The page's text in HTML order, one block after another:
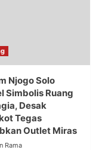
Njogo Solo
Simbolis Ruang
Desak
Tegas
Outlet Miras
Rama